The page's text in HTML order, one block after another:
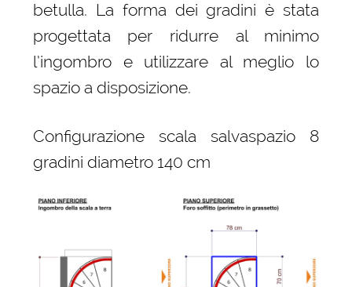
betulla. La forma dei gradini è stata
progettata per ridurre al minimo
l’ingombro e utilizzare al meglio lo
spazio a disposizione.
Configurazione scala salvaspazio 8
gradini diametro 140 cm